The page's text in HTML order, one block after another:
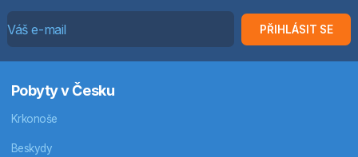
PŘIHLÁSIT SE
Pobyty v Česku
Krkonoše
Beskydy